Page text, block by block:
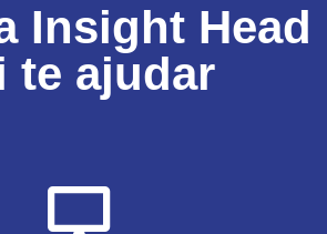
Insight Head
te ajudar